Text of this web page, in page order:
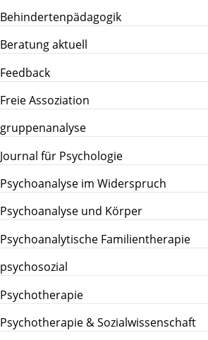
Behindertenpädagogik
Beratung aktuell
Feedback
Freie Assoziation
gruppenanalyse
Journal für Psychologie
Psychoanalyse im Widerspruch
Psychoanalyse und Körper
Psychoanalytische Familientherapie
psychosozial
Psychotherapie
Psychotherapie & Sozialwissenschaft